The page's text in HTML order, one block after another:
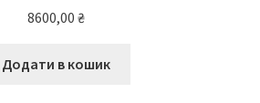
8600,00 ₴
Додати в кошик